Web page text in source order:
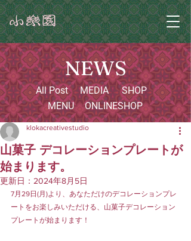
NEWS
All Post
MENU
MEDIA
SHOP
ONLINESHOP
山菓子 デコレーションプレートが
始まります。
klokacreativestudio
更新日： 2024年8月5日
7月29日(月)より、あなただけのデコレーションプレ
ートをお楽しみいただける、山菓子デコレーション
プレートが始まります！